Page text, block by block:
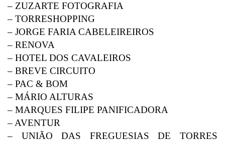
– ZUZARTE FOTOGRAFIA
– TORRESHOPPING
– JORGE FARIA CABELEIREIROS
– RENOVA
– HOTEL DOS CAVALEIROS
– BREVE CIRCUITO
– PAC & BOM
– MÁRIO ALTURAS
– MARQUES FILIPE PANIFICADORA
– AVENTUR
– UNIÃO DAS FREGUESIAS DE TORRES